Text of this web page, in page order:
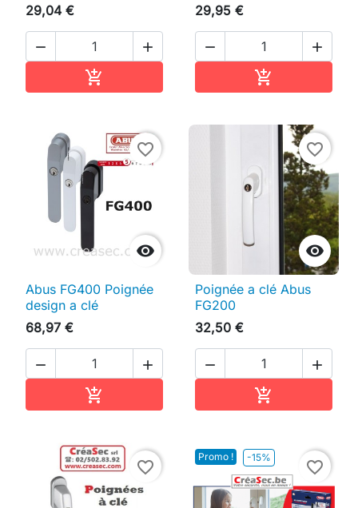
29,04 €
 

29,95 €
 


favorite_border
Abus FG400 Poignée
design a clé
68,97 €
 


favorite_border
Poignée a clé Abus
FG200
32,50 €
 

favorite_border
Promo ! -15%
favorite_border